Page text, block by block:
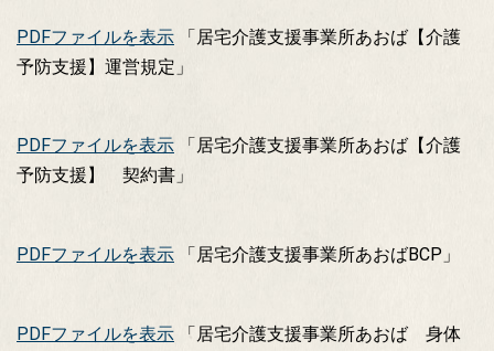
PDFファイルを表示 「居宅介護支援事業所あおば【介護
予防支援】運営規定」
PDFファイルを表示 「居宅介護支援事業所あおば【介護
予防支援】 契約書」
PDFファイルを表示 「居宅介護支援事業所あおばBCP」
PDFファイルを表示 「居宅介護支援事業所あおば 身体